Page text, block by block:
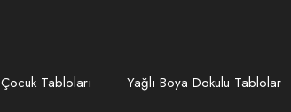
Çocuk Tabloları Yağlı Boya Dokulu Tablolar